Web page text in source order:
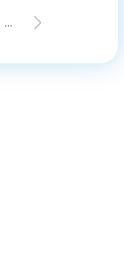
...